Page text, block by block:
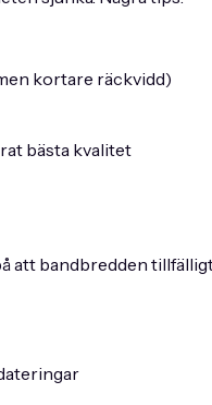
kortare räckvidd)
bästa kvalitet
att bandbredden